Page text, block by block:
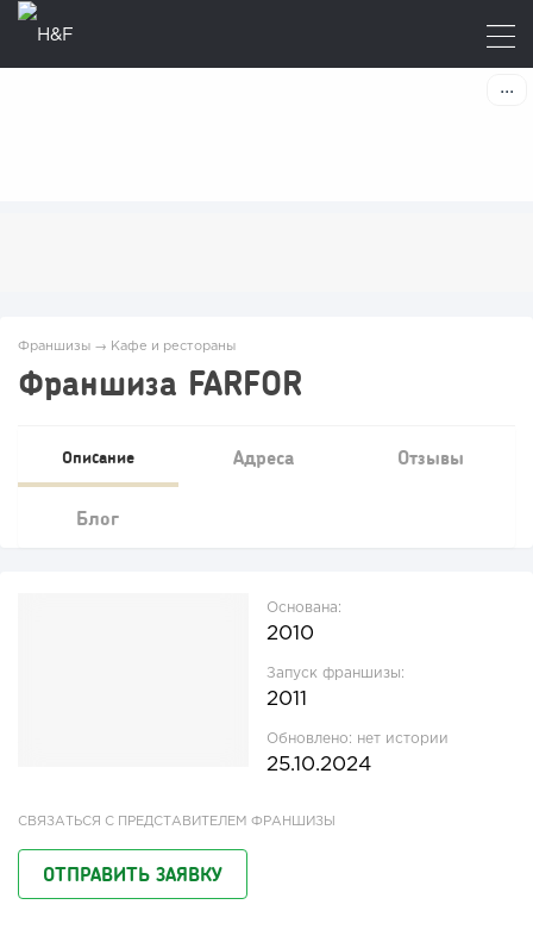
Франшизы → Кафе и рестораны
Франшиза FARFOR
Описание Адреса Отзывы
Блог
Основана:
2010
Запуск франшизы:
2011
Обновлено: нет истории
25.10.2024
СВЯЗАТЬСЯ С ПРЕДСТАВИТЕЛЕМ ФРАНШИЗЫ
ОТПРАВИТЬ ЗАЯВКУ